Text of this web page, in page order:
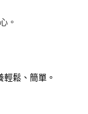
。
鬆、簡單。